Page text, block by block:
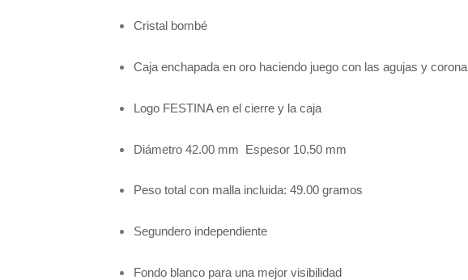
Cristal bombé
Caja enchapada en oro haciendo juego con las agujas y corona
Logo FESTINA en el cierre y la caja
Diámetro 42.00 mm Espesor 10.50 mm
Peso total con malla incluida: 49.00 gramos
Segundero independiente
Fondo blanco para una mejor visibilidad